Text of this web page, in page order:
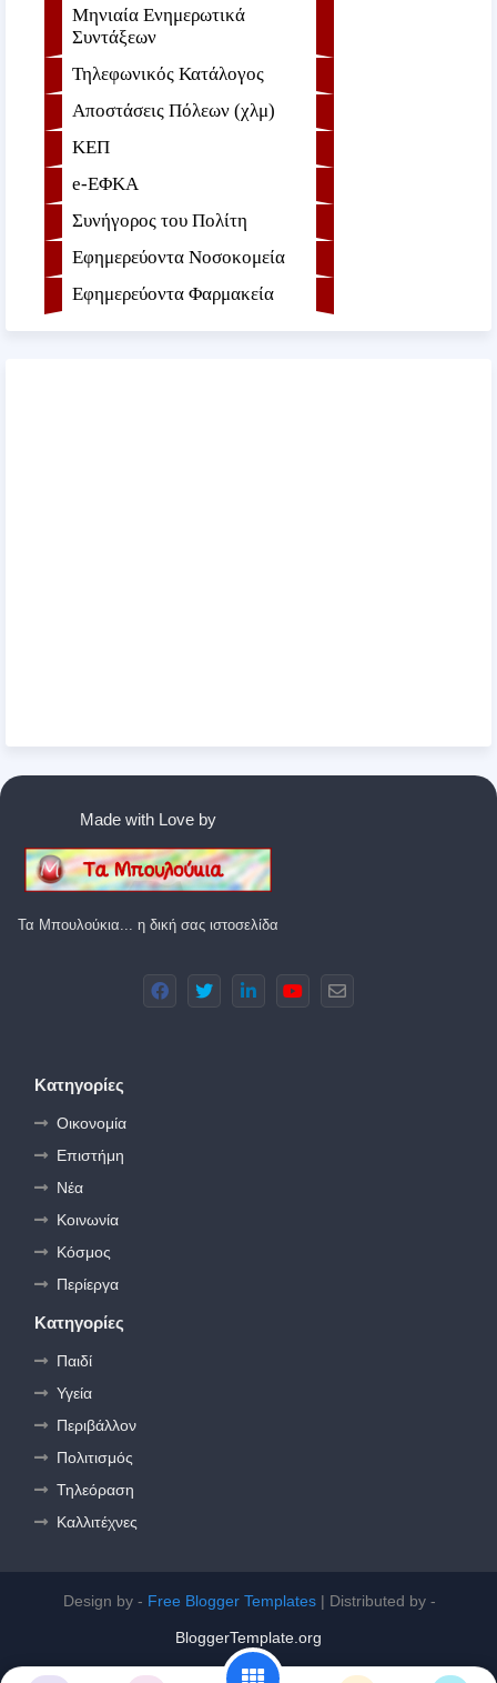
Μηνιαία Ενημερωτικά
Συντάξεων
Τηλεφωνικός Κατάλογος
Αποστάσεις Πόλεων (χλμ)
ΚΕΠ
e-ΕΦKA
Συνήγορος του Πολίτη
Εφημερεύοντα Νοσοκομεία
Εφημερεύοντα Φαρμακεία
Made with Love by
Τα Μπουλούκια... η δική σας ιστοσελίδα
Κατηγορίες
Οικονομία
Επιστήμη
Νέα
Κοινωνία
Κόσμος
Περίεργα
Κατηγορίες
Παιδί
Υγεία
Περιβάλλον
Πολιτισμός
Τηλεόραση
Καλλιτέχνες
Design by - Free Blogger Templates| Distributed by -
BloggerTemplate.org